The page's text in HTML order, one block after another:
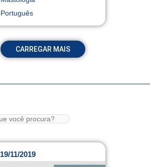
Português
CARREGAR MAIS
19/11/2019